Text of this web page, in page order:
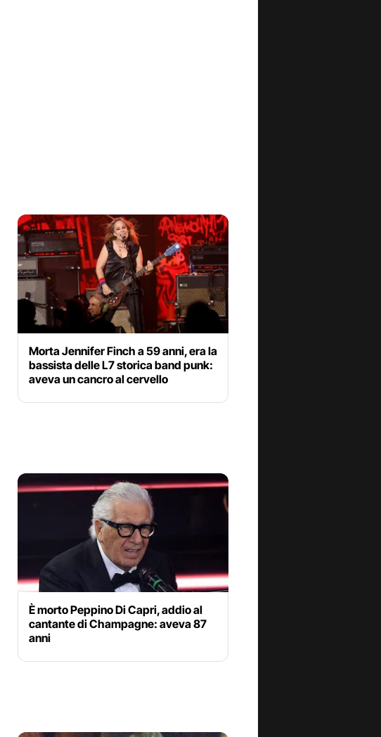
Morta Jennifer Finch a 59 anni, era la
bassista delle L7 storica band punk:
aveva un cancro al cervello
È morto Peppino Di Capri, addio al
cantante di Champagne: aveva 87
anni